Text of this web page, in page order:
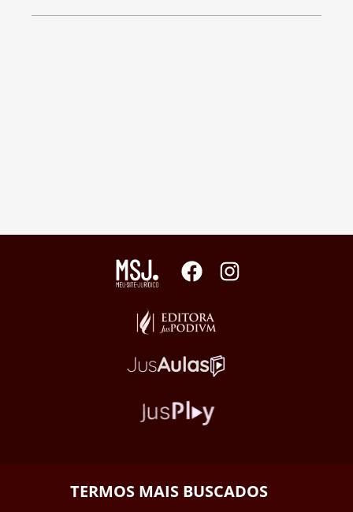
TERMOS MAIS BUSCADOS